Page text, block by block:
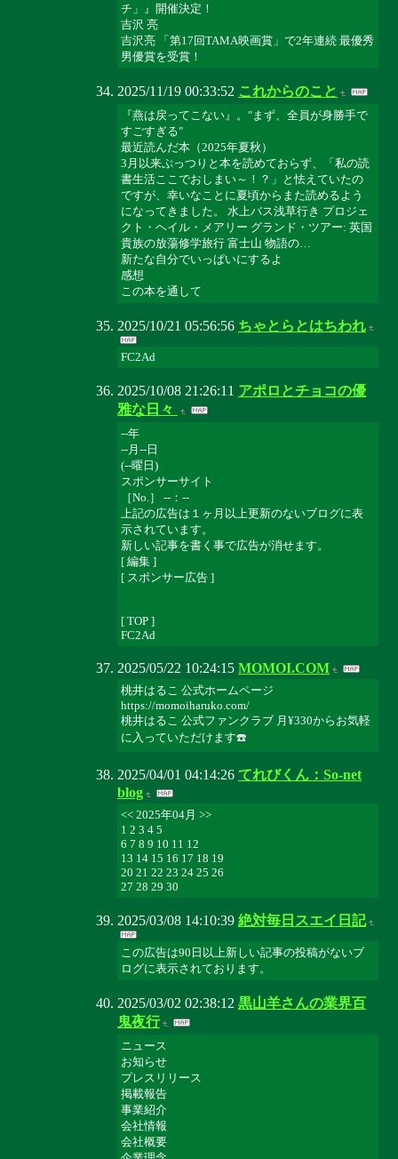
チ」』開催決定！
吉沢 亮
吉沢亮 「第17回TAMA映画賞」で2年連続 最優秀
男優賞を受賞！
2025/11/19 00:33:52 これからのこと
『燕は戻ってこない』。"まず、全員が身勝手で
すごすぎる"
最近読んだ本（2025年夏秋）
3月以来ぷっつりと本を読めておらず、「私の読
書生活ここでおしまい～！？」と怯えていたの
ですが、幸いなことに夏頃からまた読めるよう
になってきました。 水上バス浅草行き プロジェ
クト・ヘイル・メアリー グランド・ツアー: 英国
貴族の放蕩修学旅行 富士山 物語の…
新たな自分でいっぱいにするよ
感想
この本を通して
2025/10/21 05:56:56 ちゃとらとはちわれ
FC2Ad
2025/10/08 21:26:11 アポロとチョコの優
雅な日々
--年
--月--日
(--曜日)
スポンサーサイト
［No.］ --：--
上記の広告は１ヶ月以上更新のないブログに表
示されています。
新しい記事を書く事で広告が消せます。
[ 編集 ]
[ スポンサー広告 ]
[ TOP ]
FC2Ad
2025/05/22 10:24:15 MOMOI.COM
桃井はるこ 公式ホームページ
https://momoiharuko.com/
桃井はるこ 公式ファンクラブ 月¥330からお気軽
に入っていただけます☎️
2025/04/01 04:14:26 てれびくん：So-net
blog
<< 2025年04月 >>
1 2 3 4 5
6 7 8 9 10 11 12
13 14 15 16 17 18 19
20 21 22 23 24 25 26
27 28 29 30
2025/03/08 14:10:39 絶対毎日スエイ日記
この広告は90日以上新しい記事の投稿がないブ
ログに表示されております。
2025/03/02 02:38:12 黒山羊さんの業界百
鬼夜行
ニュース
お知らせ
プレスリリース
掲載報告
事業紹介
会社情報
会社概要